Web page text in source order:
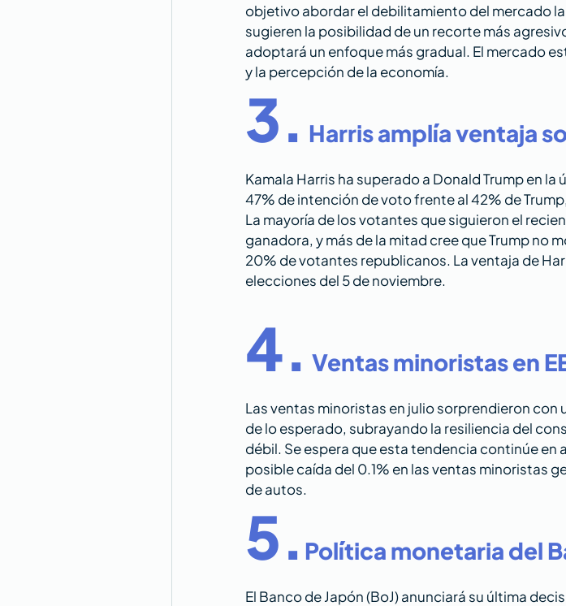
objetivo abordar el debilitamiento del mercado
sugieren la posibilidad de un recorte más
adoptará un enfoque más gradual. El mercado
y la percepción de la economía.
3. Harris amplía ventaja
Kamala Harris ha superado a Donald Trump en
47% de intención de voto frente al 42% de
La mayoría de los votantes que siguieron el
ganadora, y más de la mitad cree que Trump no
20% de votantes republicanos. La ventaja de
elecciones del 5 de noviembre.
4. Ventas minoristas en
Las ventas minoristas en julio sorprendieron con
de lo esperado, subrayando la resiliencia del
débil. Se espera que esta tendencia continúe
posible caída del 0.1% en las ventas minoristas
de autos.
5. Política monetaria del
El Banco de Japón (BoJ) anunciará su última